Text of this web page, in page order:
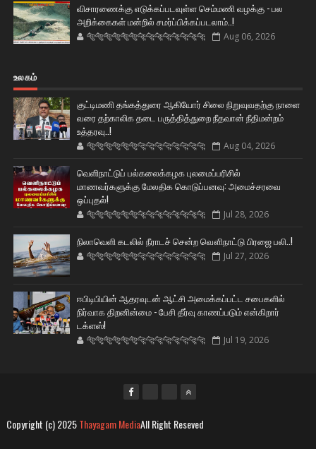
விசாரணைக்கு எடுக்கப்படவுள்ள செம்மணி வழக்கு - பல
அறிக்கைகள் மன்றில் சமர்ப்பிக்கப்படலாம்..!
🐅🐅🐅🐅🐅🐅🐆🐆🐆🐆🐆🐆🐆🐆 Aug 06, 2026
உலகம்
குட்டிமணி தங்கத்துரை ஆகியோர் சிலை நிறுவுவதற்கு நாளை
வரை தற்காலிக தடை பருத்தித்துறை நீதவான் நீதிமன்றம்
உத்தரவு..!
🐅🐅🐅🐅🐅🐅🐆🐆🐆🐆🐆🐆🐆🐆 Aug 04, 2026
வெளிநாட்டுப் பல்கலைக்கழக புலமைப்பரிசில்
மாணவர்களுக்கு மேலதிக கொடுப்பனவு: அமைச்சரவை
ஒப்புதல்!
🐅🐅🐅🐅🐅🐅🐆🐆🐆🐆🐆🐆🐆🐆 Jul 28, 2026
நிலாவெளி கடலில் நீராடச் சென்ற வௌிநாட்டு பிரஜை பலி..!
🐅🐅🐅🐅🐅🐅🐆🐆🐆🐆🐆🐆🐆🐆 Jul 27, 2026
ஈபிடிபியின் ஆதரவுடன் ஆட்சி அமைக்கப்பட்ட சபைகளில்
நிர்வாக திறனின்மை - பேசி தீர்வு காணப்படும் என்கிறார்
டக்ளஸ்!
🐅🐅🐅🐅🐅🐅🐆🐆🐆🐆🐆🐆🐆🐆 Jul 19, 2026
Copyright (c) 2025Thayagam MediaAll Right Reseved